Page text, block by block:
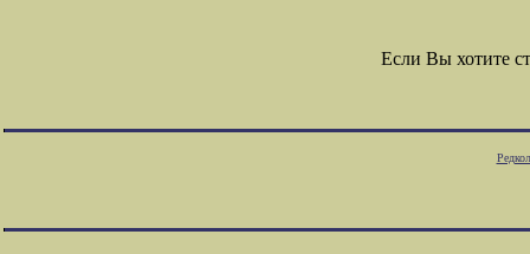
Если Вы хотите